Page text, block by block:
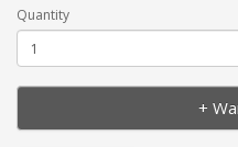
Quantity
+